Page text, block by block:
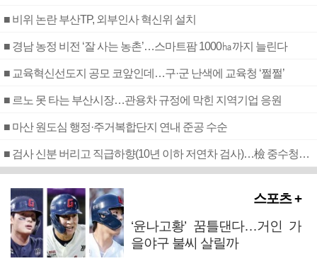
■ 비위 논란 부산TP, 외부인사 혁신위 설치
■ 경남 농정 비전 ‘잘 사는 농촌’…스마트팜 1000㏊까지 늘린다
■ 교육혁신선도지 공모 코앞인데…구·군 난색에 교육청 ‘쩔쩔’
■ 르노 못 타는 부산시장…관용차 규정에 막힌 지역기업 응원
■ 마산 원도심 행정·주거복합단지 연내 준공 수순
■ 검사 신분 버리고 직급하향(10년 이하 저연차 검사)…檢 중수청행 기피
스포츠 +
‘윤나고황’ 꿈틀댄다…거인 가
을야구 불씨 살릴까